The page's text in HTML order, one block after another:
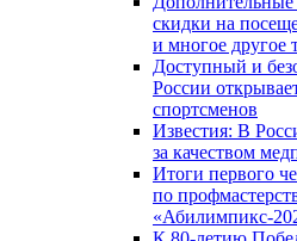
скидки на
и многое другое
Доступный и
России
спортсменов
Известия: В
за качеством
Итоги первого
по
«Абилимпикс-